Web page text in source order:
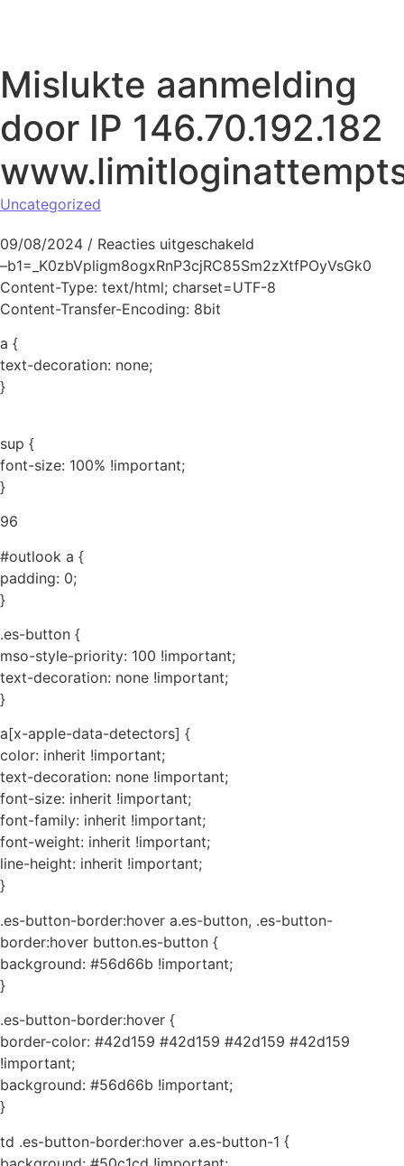
Mislukte aanmelding
door IP 146.70.192.182
Uncategorized
09/08/2024 / Reacties uitgeschakeld
–b1=_K0zbVpligm8ogxRnP3cjRC85Sm2zXtfPOyVsGk0
Content-Type: text/html; charset=UTF-8
Content-Transfer-Encoding: 8bit
a {
text-decoration: none;
}
sup {
font-size: 100% !important;
}
96
#outlook a {
padding: 0;
}
.es-button {
mso-style-priority: 100 !important;
text-decoration: none !important;
}
a[x-apple-data-detectors] {
color: inherit !important;
text-decoration: none !important;
font-size: inherit !important;
font-family: inherit !important;
font-weight: inherit !important;
line-height: inherit !important;
}
.es-button-border:hover a.es-button, .es-button-
border:hover button.es-button {
background: #56d66b !important;
}
.es-button-border:hover {
border-color: #42d159 #42d159 #42d159 #42d159
!important;
background: #56d66b !important;
}
td .es-button-border:hover a.es-button-1 {